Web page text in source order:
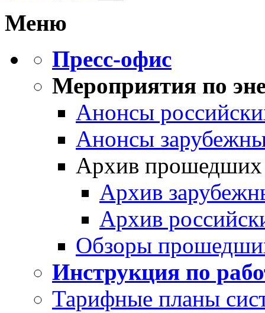
Меню
Пресс-офис
Мероприятия по
Анонсы
Анонсы
Архив прошедших
Архив
Архив
Обзоры
Инструкция по
Тарифные планы